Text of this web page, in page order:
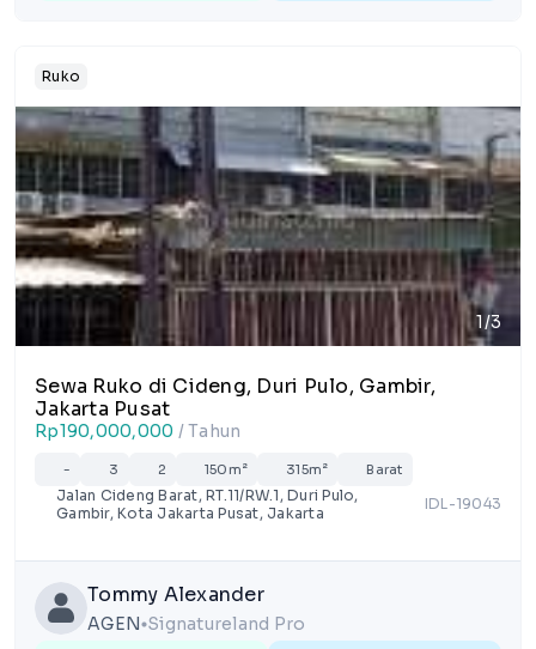
Ruko
1/3
Sewa Ruko di Cideng, Duri Pulo, Gambir,
Jakarta Pusat
Rp190,000,000 / Tahun
- 3 2 150m² 315m² Barat
Jalan Cideng Barat, RT.11/RW.1, Duri Pulo,
Gambir, Kota Jakarta Pusat, Jakarta
IDL-19043
Tommy Alexander
AGEN lens Signatureland Pro